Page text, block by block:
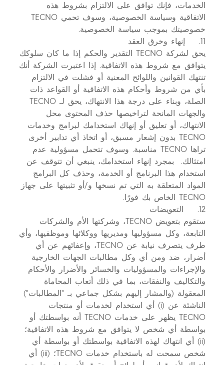
الخدمات، فإنك توافق على الالتزام بشروط هذه
الاتفاقية وسياسة الخصوصية، وسوف تحمي TECNO
خصوصيتك بموجب سياسة الخصوصية.
11. إنهاء وخرق العقد
يحق لشركة TECNO التقدير والحكم إذا ما كان سلوكك
يتوافق مع شروط هذه الاتفاقية. إذا اعتبرت الشركة أنك
تنتهك القوانين واللوائح المعنية أو فشلت في الالتزام
بأي من شروط وأحكام هذه الاتفاقية أو القواعد ذات
الصلة، وبناء على درجة هذا الانتهاك، يحق لـ TECNO
والجهات المانحة لتراخيصها حذف المحتوى محل
الانتهاك، أو تعليق أو إنهاك استخدامك لبرامج وخدمات
TECNO بدون إشعار مسبق، أو اتخاذ أي تدابير أخرى
تراها TECNO مناسبة. وسوف تتحمل مسؤولية عدم
امتثالك. بمجرد إنهاء استخدامك، ينبغي أن تتوقف عن
استخدام هذا البرنامج أو الخدمة، وحذف كل البرامج
المواد المتعلقة به التي تم نسخها و/أو تثبيتها على جهاز
TECNO الخاص بك فورًا.
12. التعويضات
ستقوم بتعويض TECNO، وشركتها الأم والشركات
التابعة، وكل مسؤوليها ومديريها ووكلائها وموظفيها، وأي
طرف يتصرف نيابة عن TECNO، وإعفائهم عن أي
أضرار، ضد ومن أي وكل مطالبات الجهات الخارجية
والإجراءات والمسؤوليات والخسائر والأضرار والأحكام
والتكاليف والنفقات، بما في ذلك أتعاب المحاماة
المعقولة (والمشار إليهم بشكل جماعي بـ "المطالبات")
الناشئة عن (i) أي استخدام لخدمات أو منتجات
TECNO يظهر على خدمات TECNO أنه بواسطتك أو
بواسطة أي شخص لا يتوافق مع شروط هذه الاتفاقية؛
(ii) أي انتهاك لهذه الاتفاقية بواسطتك أو بواسطة أي
شخص سمحت له باستخدام خدمات TECNO؛ (iii) أي